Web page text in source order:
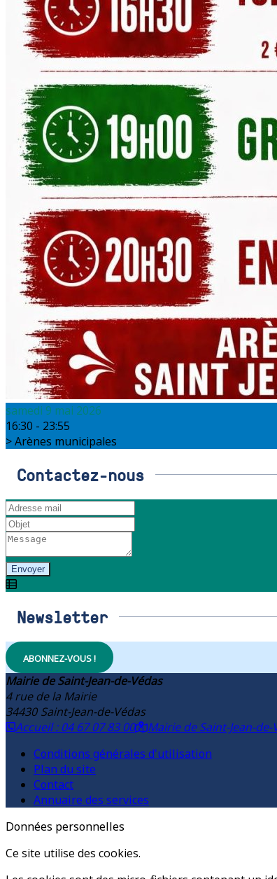
samedi 9 mai 2026
16:30 - 23:55
Arènes municipales
Contactez-nous
Envoyer
Newsletter
ABONNEZ-VOUS !
Mairie de Saint-Jean-de-Védas
4 rue de la Mairie
34430 Saint-Jean-de-Védas
Accueil : 04 67 07 83 00
Mairie de Saint-Jean-de-
Conditions générales d'utilisation
Plan du site
Contact
Annuaire des services
Données personnelles
Ce site utilise des cookies.